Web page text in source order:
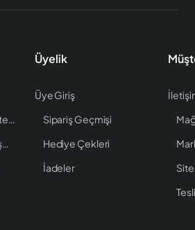
KVKK Senetli Satış İstenen Bilgiler
Mesafeli Satış Sözleşmesi
Üyelik
Üye Giriş
Sipariş Geçmişi
Hediye Çekleri
İadeler
Site